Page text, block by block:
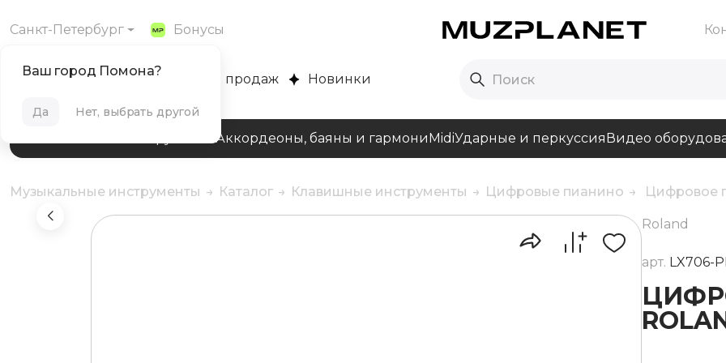
Санкт-Петербург Бонусы
Ваш город Помона?
Да Нет, выбрать другой
MUZPLANET Хиты продаж Новинки
Клавишные инструментыАккордеоны, баяны и гармониMidiУдарные и перкуссияВидео
Музыкальные инструменты Каталог Клавишные инструменты Цифровые пианино Цифровое
Roland
арт. LX706-